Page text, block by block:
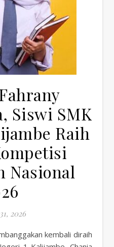
Siswi SMK
Raih
Nasional
2026